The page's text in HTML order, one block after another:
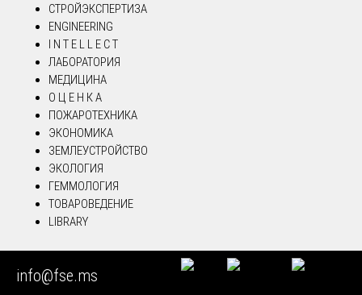
СТРОЙЭКСПЕРТИЗА
ENGINEERING
I N T E L L E C T
ЛАБОРАТОРИЯ
МЕДИЦИНА
О Ц Е Н К А
ПОЖАРОТЕХНИКА
ЭКОНОМИКА
ЗЕМЛЕУСТРОЙСТВО
ЭКОЛОГИЯ
ГЕММОЛОГИЯ
ТОВАРОВЕДЕНИЕ
LIBRARY
ВАКАНСИИ СУДЕБНЫХ ЭКСПЕРТОВ
info@fse.ms